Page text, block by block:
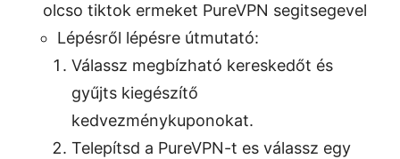
olcso tiktok ermeket PureVPN segitsegevel
Lépésről lépésre útmutató:
Válassz megbízható kereskedőt és
gyűjts kiegészítő
kedvezménykuponokat.
Telepítsd a PureVPN-t es válassz egy